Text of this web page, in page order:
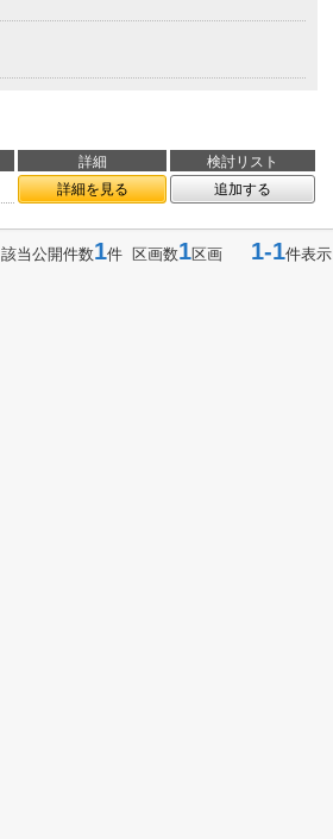
詳細 検討リスト
詳細を見る 追加する
該当公開件数1件 区画数1区画 1-1件表示